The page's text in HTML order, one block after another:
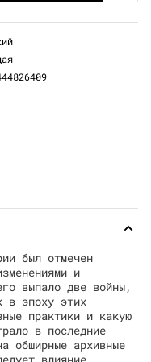
был отмечен
и
выпало две войны,
в эпоху этих
практики и какую
в последние
обширные архивные